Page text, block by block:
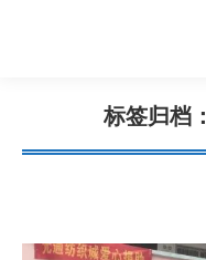
标签归档：